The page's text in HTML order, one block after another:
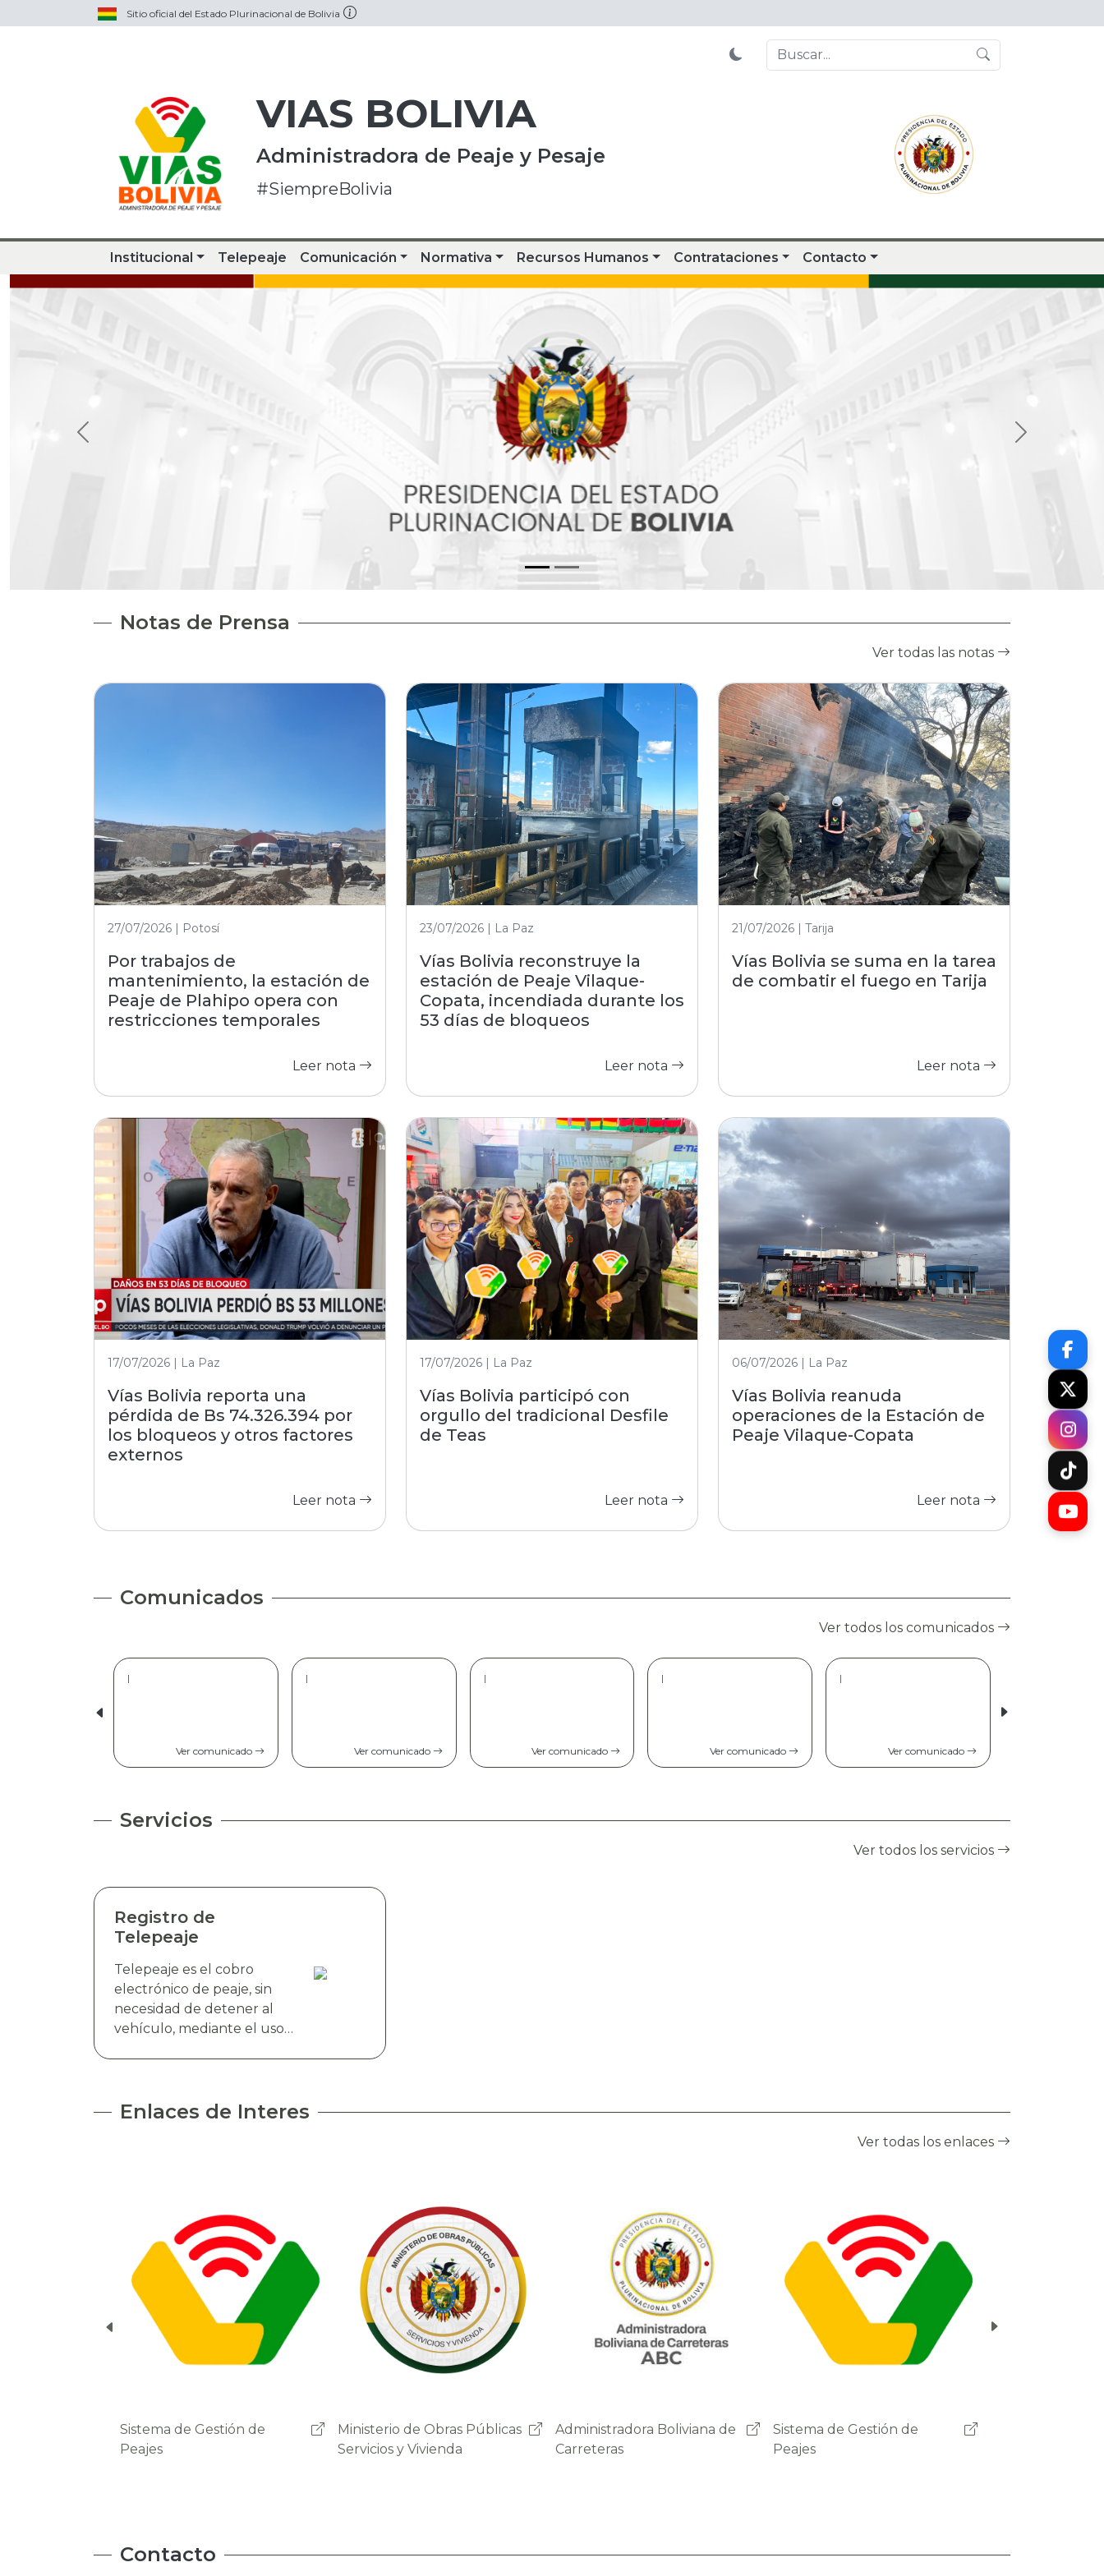
Sitio oficial del Estado Plurinacional de Bolivia
VIAS BOLIVIA
Administradora de Peaje y Pesaje
#SiempreBolivia
Institucional Telepeaje Comunicación Normativa Recursos Humanos Contrataciones Contacto
Notas de Prensa
Ver todas las notas
27/07/2026 | Potosí
Por trabajos de
mantenimiento, la estación de
Peaje de Plahipo opera con
restricciones temporales
Leer nota
23/07/2026 | La Paz
Vías Bolivia reconstruye la
estación de Peaje Vilaque-
Copata, incendiada durante los
53 días de bloqueos
Leer nota
21/07/2026 | Tarija
Vías Bolivia se suma en la tarea
de combatir el fuego en Tarija
Leer nota
17/07/2026 | La Paz
Vías Bolivia reporta una
pérdida de Bs 74.326.394 por
los bloqueos y otros factores
externos
Leer nota
17/07/2026 | La Paz
Vías Bolivia participó con
orgullo del tradicional Desfile
de Teas
Leer nota
06/07/2026 | La Paz
Vías Bolivia reanuda
operaciones de la Estación de
Peaje Vilaque-Copata
Leer nota
Comunicados
Ver todos los comunicados
|
Ver comunicado
|
Ver comunicado
|
Ver comunicado
|
Ver comunicado
|
Ver comunicado
Servicios
Ver todos los servicios
Registro de
Telepeaje
Telepeaje es el cobro
electrónico de peaje, sin
necesidad de detener al
vehículo, mediante el uso
dispositivo electrónico TAG
cuenta del usuario.
Enlaces de Interes
Ver todas los enlaces
Ministerio de Obras Públicas
Servicios y Vivienda
Administradora Boliviana de
Carreteras
Sistema de Gestión de
Peajes
Ministerio de Obras Públicas
Servicios y Vivienda
Contacto